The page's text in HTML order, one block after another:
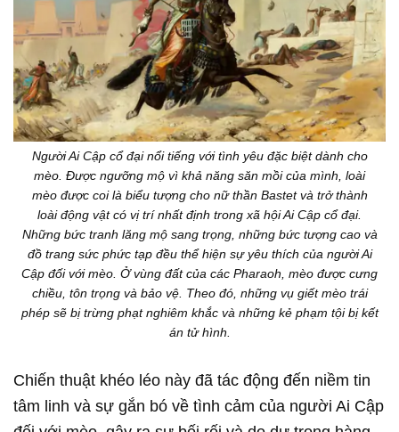
Người Ai Cập cổ đại nổi tiếng với tình yêu đặc biệt dành cho
mèo. Được ngưỡng mộ vì khả năng săn mồi của mình, loài
mèo được coi là biểu tượng cho nữ thần Bastet và trở thành
loài động vật có vị trí nhất định trong xã hội Ai Cập cổ đại.
Những bức tranh lăng mộ sang trọng, những bức tượng cao và
đồ trang sức phức tạp đều thể hiện sự yêu thích của người Ai
Cập đối với mèo. Ở vùng đất của các Pharaoh, mèo được cưng
chiều, tôn trọng và bảo vệ. Theo đó, những vụ giết mèo trái
phép sẽ bị trừng phạt nghiêm khắc và những kẻ phạm tội bị kết
án tử hình.
Chiến thuật khéo léo này đã tác động đến niềm tin
tâm linh và sự gắn bó về tình cảm của người Ai Cập